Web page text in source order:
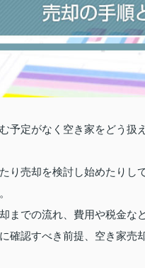
予定がなく空き家をどう扱
り売却を検討し始めたりし
までの流れ、費用や税金な
確認すべき前提、空き家